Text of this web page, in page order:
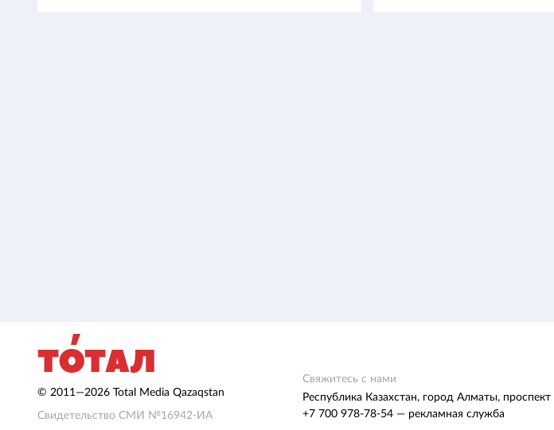
© 2011—2026 Total Media Qazaqstan
Свидетельство СМИ №16942-ИА
Свяжитесь с нами
Республика Казахстан, город Алматы,
+7 700 978-78-54 — рекламная служба